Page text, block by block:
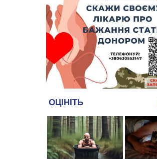
10:15
У Черкасах водій Audi
спричинив аварію, не
інший кросовер
09:42
“Черкасиводоканал”
підвищити тарифи на
водовідведення з
09:08
Встановити гойдалки,
закупити іграшки: у
дитсадку
08:22 “На щиті” у
громаду повертається
біля Кліщіївки воїн
07:30 Понад 968 мільйонів